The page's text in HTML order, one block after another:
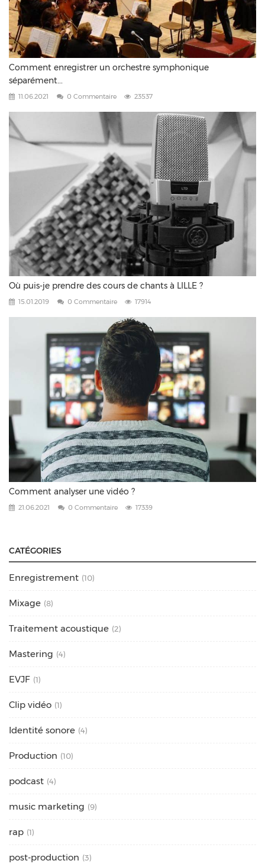
Comment enregistrer un orchestre symphonique
séparément...
11.06.2021 0 Commentaire 23537
Où puis-je prendre des cours de chants à LILLE ?
15.01.2019 0 Commentaire 17914
Comment analyser une vidéo ?
21.06.2021 0 Commentaire 17339
CATÉGORIES
Enregistrement (10)
Mixage (8)
Traitement acoustique (2)
Mastering (4)
EVJF (1)
Clip vidéo (1)
Identité sonore (4)
Production (10)
podcast (4)
music marketing (9)
rap (1)
post-production (3)